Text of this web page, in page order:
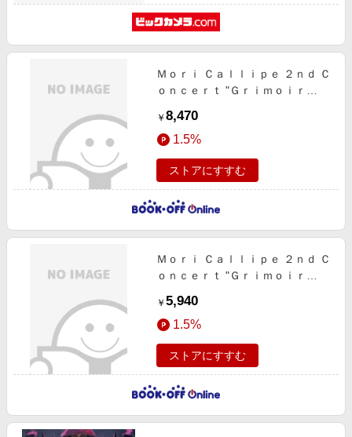
Ｍｏｒｉ Ｃａｌｌｉｐｅ ２ｎｄ Ｃ
ｏｎｃｅｒｔ "Ｇｒｉｍｏｉｒ
ｙ Ｄｉｓｃ）
￥ 8,470
1.5%
ストアにすすむ
Ｍｏｒｉ Ｃａｌｌｉｐｅ ２ｎｄ Ｃ
ｏｎｃｅｒｔ "Ｇｒｉｍｏｉｒ
ｉｓｃ）
￥ 5,940
1.5%
ストアにすすむ